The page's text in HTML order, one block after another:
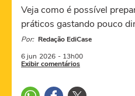
Veja como é possível
práticos gastando pouco
Por: Redação EdiCase
6 jun 2026 - 13h00
Exibir comentários